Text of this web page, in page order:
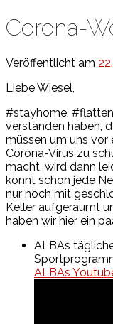
Corona-
Veröffentlicht am
Liebe Wiesel,
#stayhome,
verstanden haben,
müssen um uns vor
Corona-Virus zu
macht, wird dann
könnt schon jede
nur noch mit
Keller aufgeräumt
haben wir hier ein
ALBAs
ALBAs